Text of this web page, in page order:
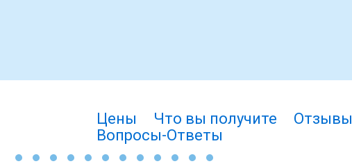
Цены Что вы получите Отзывы
Вопросы-Ответы